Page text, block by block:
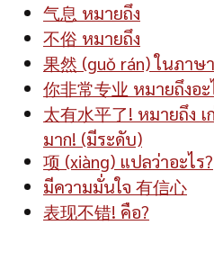
气息 หมายถึง
不俗 หมายถึง
果然 (guǒ rán) ในภาษ
你非常专业 หมายถึงอะ
太有水平了! หมายถึง
มาก! (มีระดับ)
项 (xiàng) แปลว่าอะไร?
มีความมั่นใจ 有信心
表现不错! คือ?